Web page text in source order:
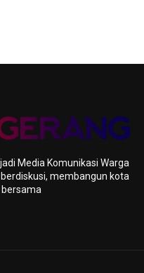
Media Komunikasi Warga
membangun kota